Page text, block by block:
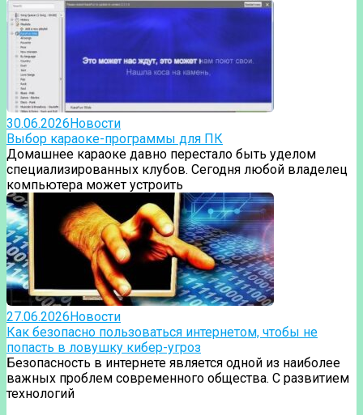
30.06.2026Новости
Выбор караоке-программы для ПК
Домашнее караоке давно перестало быть уделом
специализированных клубов. Сегодня любой владелец
компьютера может устроить
27.06.2026Новости
Как безопасно пользоваться интернетом, чтобы не
попасть в ловушку кибер-угроз
Безопасность в интернете является одной из наиболее
важных проблем современного общества. С развитием
технологий